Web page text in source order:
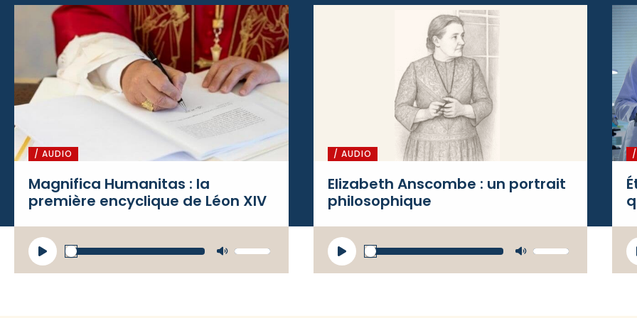
/ AUDIO
Magnifica Humanitas : la
première encyclique de Léon XIV
Lecteur
audio
/ AUDIO
Elizabeth Anscombe : un portrait
philosophique
Lecteur
audio